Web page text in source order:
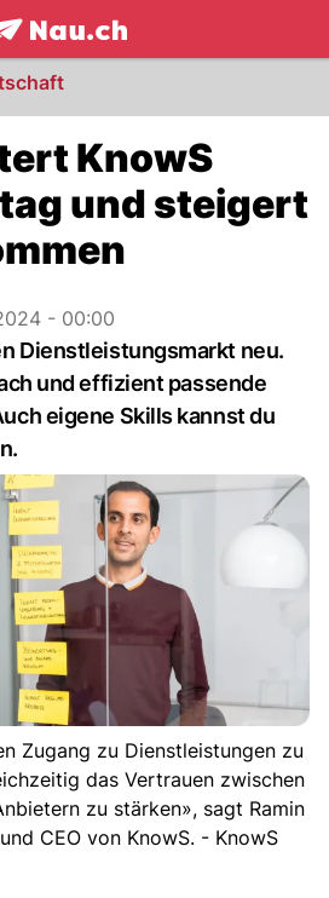
NAU.ch
KnowS
und steigert
- 00:00
Dienstleistungsmarkt neu.
und effizient passende
eigene Skills kannst du
Zugang zu Dienstleistungen zu
das Vertrauen zwischen
zu stärken», sagt Ramin
CEO von KnowS. - KnowS